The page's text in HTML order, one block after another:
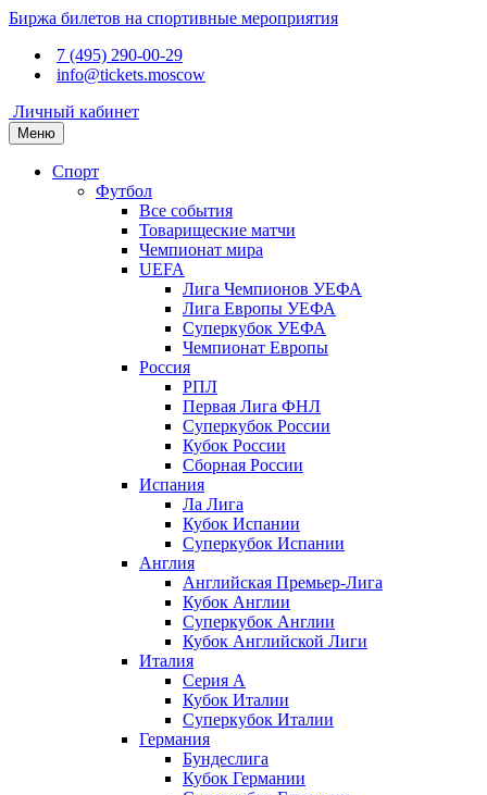
Биржа билетов на спортивные мероприятия
7 (495) 290-00-29
info@tickets.moscow
Личный кабинет
Меню
Спорт
Футбол
Все события
Товарищеские матчи
Чемпионат мира
UEFA
Лига Чемпионов УЕФА
Лига Европы УЕФА
Суперкубок УЕФА
Чемпионат Европы
Россия
РПЛ
Первая Лига ФНЛ
Суперкубок России
Кубок России
Сборная России
Испания
Ла Лига
Кубок Испании
Суперкубок Испании
Англия
Английская Премьер-Лига
Кубок Англии
Суперкубок Англии
Кубок Английской Лиги
Италия
Серия А
Кубок Италии
Суперкубок Италии
Германия
Бундеслига
Кубок Германии